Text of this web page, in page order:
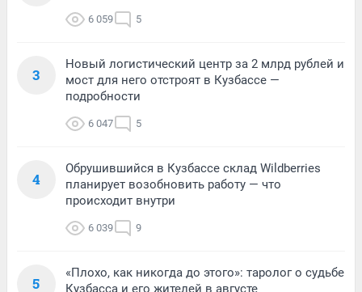
6 059 5
3
Новый логистический центр за 2 млрд рублей и
мост для него отстроят в Кузбассе —
подробности
6 047 5
4
Обрушившийся в Кузбассе склад Wildberries
планирует возобновить работу — что
происходит внутри
6 039 9
5
«Плохо, как никогда до этого»: таролог о судьбе
Кузбасса и его жителей в августе